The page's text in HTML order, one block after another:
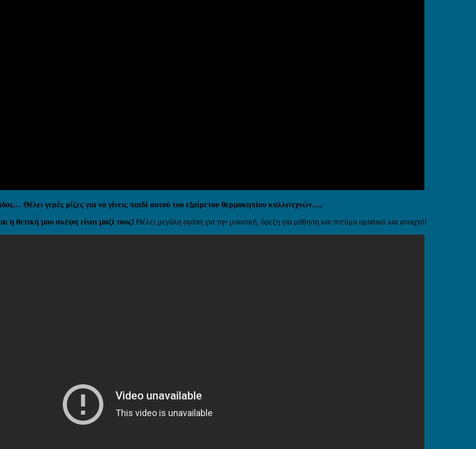
Θέλει γερές ρίζες για να γίνεις παιδί αυτού του εξαίρετου θερμοκηπίου καλλιτεχνών….
η θετική μου σκέψη είναι μαζί τους! Θέλει μεγάλη αγάπη για την μουσική, όρεξη για μάθηση και πνεύμα ομαδικό και ανοιχτό!